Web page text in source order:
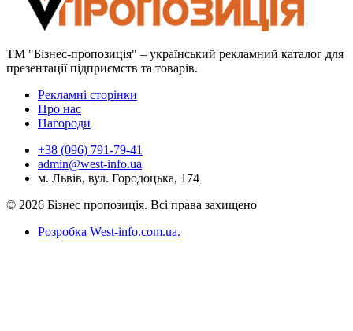
ТМ "Бізнес-пропозиція" – український рекламний каталог для
презентації підприємств та товарів.
Рекламні сторінки
Про нас
Нагороди
+38 (096) 791-79-41
admin@west-info.ua
м. Львів, вул. Городоцька, 174
© 2026 Бізнес пропозиція. Всі права захищено
Розробка West-info.com.ua.